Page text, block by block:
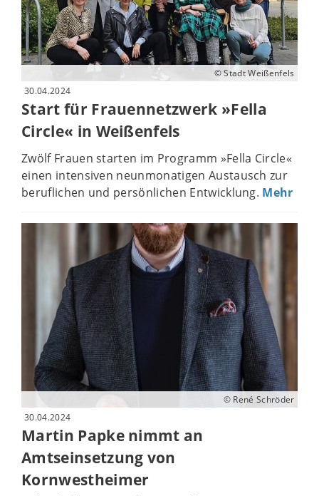
© Stadt Weißenfels
30.04.2024
Start für Frauennetzwerk »Fella
Circle« in Weißenfels
Zwölf Frauen starten im Programm »Fella Circle«
einen intensiven neunmonatigen Austausch zur
beruflichen und persönlichen Entwicklung. Mehr
© René Schröder
30.04.2024
Martin Papke nimmt an
Amtseinsetzung von
Kornwestheimer